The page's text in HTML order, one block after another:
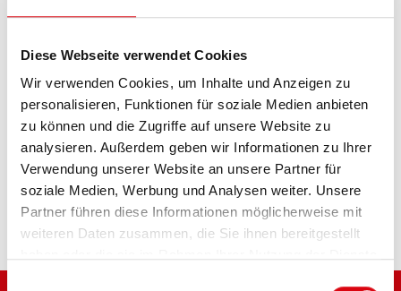
Diese Webseite verwendet Cookies
Wir verwenden Cookies, um Inhalte und Anzeigen zu
personalisieren, Funktionen für soziale Medien anbieten
zu können und die Zugriffe auf unsere Website zu
analysieren. Außerdem geben wir Informationen zu Ihrer
Verwendung unserer Website an unsere Partner für
soziale Medien, Werbung und Analysen weiter. Unsere
Partner führen diese Informationen möglicherweise mit
weiteren Daten zusammen, die Sie ihnen bereitgestellt
Originalqualität zum Nachrüsten (OE).
PRODUKTDETAILS >
Diese Batterie kaufen:
HÄNDLER & EINBAUSERVICE >